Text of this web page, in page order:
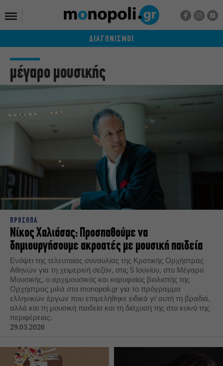
ΔΙΑΓΩΝΙΣΜΟΙ
μέγαρο μουσικής
ΠΡΟΣΩΠΑ
Νίκος Χαλιάσας: Προσπαθούμε να
δημιουργήσουμε ακροατές με μουσική παιδεία
Ενόψει της τελευταίας συναυλίας της Κρατικής Ορχήστρας
Αθηνών για τη χειμερινή σεζόν, στις 5 Ιουνίου, στο Μέγαρο
Μουσικής, ο αρχιμουσικός και κορυφαίος βιολιστής της
Ορχήστρας μιλά στο monopoli.gr για το πρόγραμμα
ελληνικών έργων που επιμελήθηκε ειδικά γι’ αυτή τη βραδιά,
αλλά και τη μουσική παιδεία και τη διάχυσή της στο κοινό της
περιφέρειας.
29.05.2026